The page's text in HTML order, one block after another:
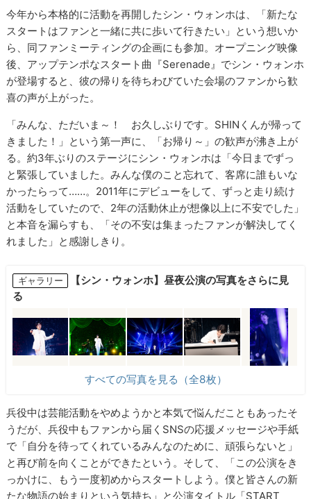
今年から本格的に活動を再開したシン・ウォンホは、「新たな
スタートはファンと一緒に共に歩いて行きたい」という想いか
ら​、​同ファンミーティングの企画にも参加。​オープニング映像​
後、アップテンポなスタート曲​『​Serenade​』でシン・ウォンホ
が登場すると、彼の帰りを待ちわびていた会場のファンから歓
喜の声が​上がった。
「みんな、ただいま～！​ ​お久しぶりです。SHINくんが帰って
きました！」という第一声に、「お帰り～」の歓声が沸き上が
る。約3年ぶり​の​ステージに​シン・ウォンホは「今日までずっ
と緊張していました。みんな僕のこと忘れて、客席に誰もいな
かったらって​……。2011年にデビューをして、ずっと走り続け
活動をしていたので、2年の活動休止が想像以上に不安でした」
と本音を漏らすも、「その不安は集まったファンが解決してく
れました」と感謝しきり​。
ギャラリー
【シン・ウォンホ】昼夜公演の写真をさらに見
る
すべての写真を見る（全8枚）
兵役中は芸能活動をやめようかと本気で悩んだこともあったそ
うだが、兵役中もファンから届くSNSの応援メッセージや手紙
で「自分を待ってくれているみんなのために、頑張らないと」
と再び前を向くことができた​という。そして、「この公演をき
っかけに、もう一度初めからスタートしよう。僕と皆さんの新
たな物語の始まりという気持ち​」と公演タイトル「​START